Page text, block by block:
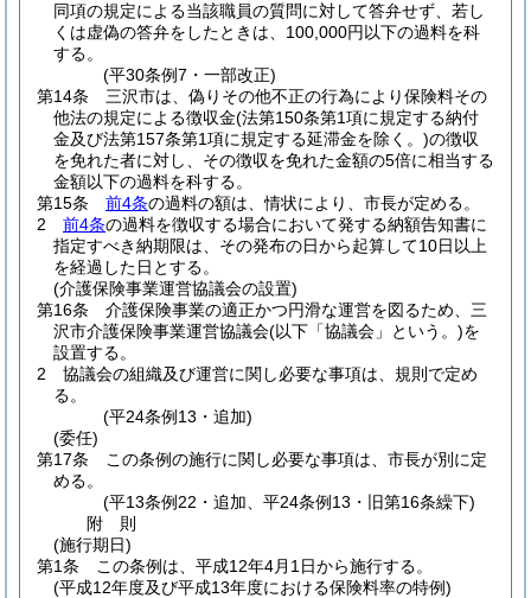
同項の規定による当該職員の質問に対して答弁せず、若し
くは虚偽の答弁をしたときは、100,000円以下の過料を科
する。
(平30条例7・一部改正)
第14条
三沢市は、偽りその他不正の行為により保険料その
他法の規定による徴収金(法第150条第1項に規定する納付
金及び法第157条第1項に規定する延滞金を除く。)の徴収
を免れた者に対し、その徴収を免れた金額の5倍に相当する
金額以下の過料を科する。
第15条
前4条の過料の額は、情状により、市長が定める。
2
前4条の過料を徴収する場合において発する納額告知書に
指定すべき納期限は、その発布の日から起算して10日以上
を経過した日とする。
(介護保険事業運営協議会の設置)
第16条
介護保険事業の適正かつ円滑な運営を図るため、三
沢市介護保険事業運営協議会(以下「協議会」という。)を
設置する。
2
協議会の組織及び運営に関し必要な事項は、規則で定め
る。
(平24条例13・追加)
(委任)
第17条
この条例の施行に関し必要な事項は、市長が別に定
める。
(平13条例22・追加、平24条例13・旧第16条繰下)
附 則
(施行期日)
第1条
この条例は、平成12年4月1日から施行する。
(平成12年度及び平成13年度における保険料率の特例)